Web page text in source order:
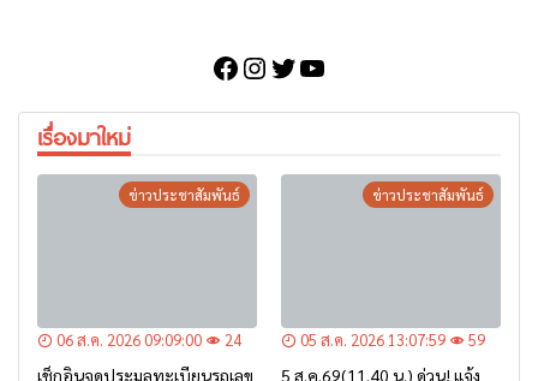
Facebook
Instagram
Twitter
YouTube
เรื่องมาใหม่
ข่าวประชาสัมพันธ์
06 ส.ค. 2026 09:09:00 24
เช็กอินจุดประมูลทะเบียนรถเลข
ข่าวประชาสัมพันธ์
05 ส.ค. 2026 13:07:59 59
5 ส.ค.69(11.40 น.) ด่วน! แจ้ง